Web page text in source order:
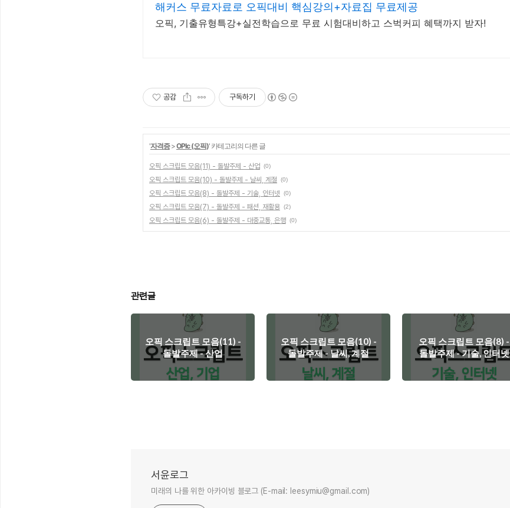
해커스 무료자료로 오픽대비 핵심강의+자료집 무료제공
오픽, 기출유형특강+실전학습으로 무료 시험대비하고 스벅커피 혜택까지 받자!
공감 구독하기
'자격증>OPIc (오픽)' 카테고리의 다른 글
오픽 스크립트 모음(11) - 돌발주제 - 산업 (0)
오픽 스크립트 모음(10) - 돌발주제 - 날씨, 계절 (0)
오픽 스크립트 모음(8) - 돌발주제 - 기술, 인터넷 (0)
오픽 스크립트 모음(7) - 돌발주제 - 패션, 재활용 (2)
오픽 스크립트 모음(6) - 돌발주제 - 대중교통, 은행 (0)
관련글
오픽 스크립트 모음(11) -
돌발주제 - 산업
오픽 스크립트 모음(10) -
돌발주제 - 날씨, 계절
오픽 스크립트 모음(8) -
돌발주제 - 기술, 인터넷
서윤로그
미래의 나를 위한 아카이빙 블로그 (E-mail: leesymiu@gmail.com)